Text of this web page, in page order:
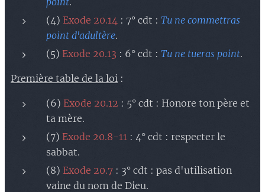
(4) Exode 20.14 : 7° cdt : Tu ne commettras
point d'adultère.
(5) Exode 20.13 : 6° cdt : Tu ne tueras point.
Première table de la loi :
(6) Exode 20.12 : 5° cdt : Honore ton père et
ta mère.
(7) Exode 20.8-11 : 4° cdt : respecter le
sabbat.
(8) Exode 20.7 : 3° cdt : pas d'utilisation
vaine du nom de Dieu.